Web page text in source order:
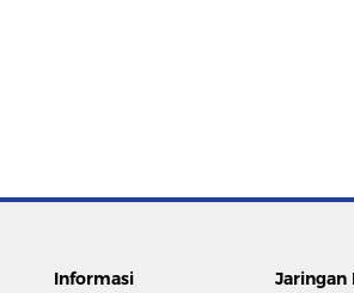
Informasi Jaringan